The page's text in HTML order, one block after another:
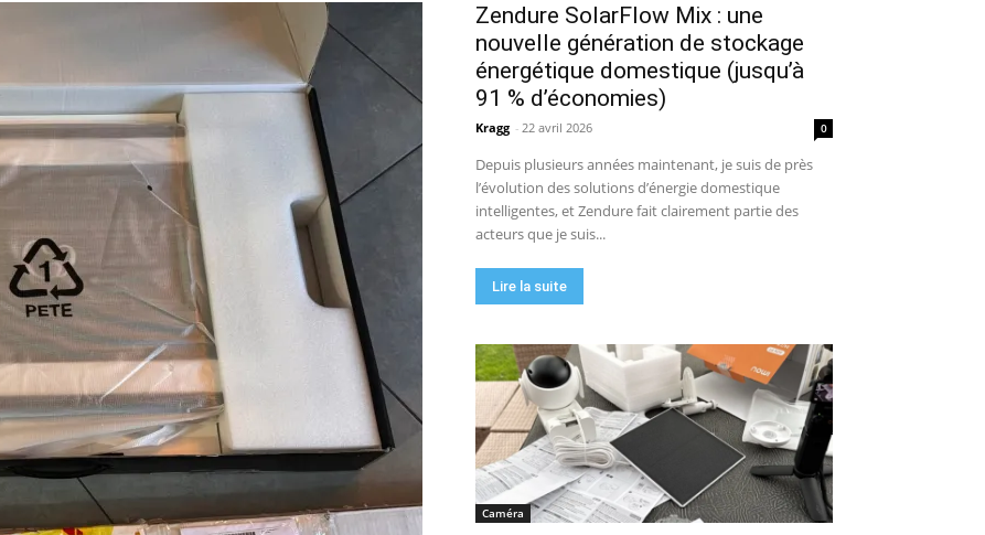
Zendure SolarFlow Mix : une
nouvelle génération de stockage
énergétique domestique (jusqu’à
91 % d’économies)
Kragg - 22 avril 2026 0
Depuis plusieurs années maintenant, je suis de près
l’évolution des solutions d’énergie domestique
intelligentes, et Zendure fait clairement partie des
acteurs que je suis...
Lire la suite
Caméra